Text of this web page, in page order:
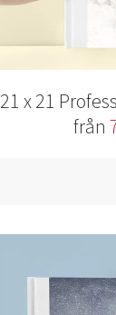
21 x 21
från